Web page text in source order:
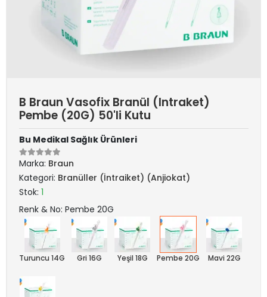
B Braun Vasofix Branül (Intraket)
Pembe (20G) 50'li Kutu
Bu Medikal Sağlık Ürünleri
Marka: Braun
Kategori: Branüller (İntraiket) (Anjiokat)
Stok: 1
Renk & No: Pembe 20G
Turuncu 14G Gri 16G Yeşil 18G Pembe 20G Mavi 22G